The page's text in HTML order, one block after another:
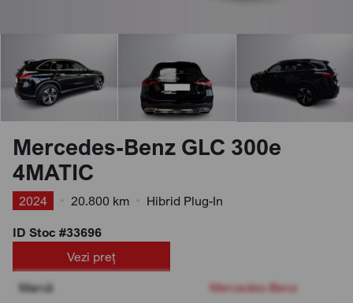
Mercedes-Benz GLC 300e
4MATIC
2024 20.800 km
Hibrid Plug-In
ID Stoc #33696
Vezi preț
Marcă
Mercedes-Benz